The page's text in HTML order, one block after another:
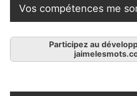
Vos compétences me
Participez au